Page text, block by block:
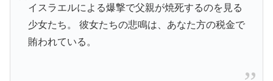
イスラエルによる爆撃で父親が焼死するのを見る
少女たち。 彼女たちの悲鳴は、あなた方の税金で
賄われている。